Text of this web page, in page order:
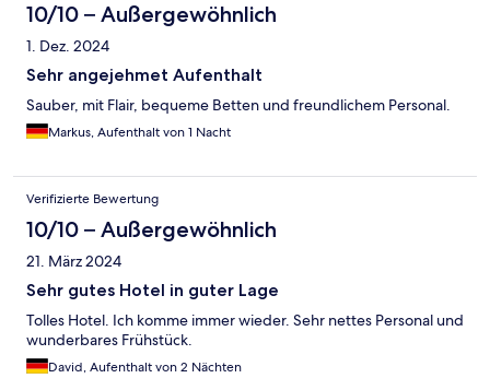
10/10 – Außergewöhnlich
1. Dez. 2024
Sehr angejehmet Aufenthalt
Sauber, mit Flair, bequeme Betten und freundlichem Personal.
Markus, Aufenthalt von 1 Nacht
Verifizierte Bewertung
10/10 – Außergewöhnlich
21. März 2024
Sehr gutes Hotel in guter Lage
Tolles Hotel. Ich komme immer wieder. Sehr nettes Personal und
wunderbares Frühstück.
David, Aufenthalt von 2 Nächten